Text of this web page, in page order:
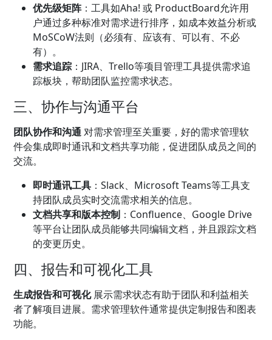
优先级矩阵：工具如Aha! 或 ProductBoard允许用
户通过多种标准对需求进行排序，如成本效益分析或
MoSCoW法则（必须有、应该有、可以有、不必
有）。
需求追踪 ：JIRA、Trello等项目管理工具提供需求追
踪板块，帮助团队监控需求状态。
三、协作与沟通平台
团队协作和沟通对需求管理至关重要，好的需求管理软
件会集成即时通讯和文档共享功能，促进团队成员之间的
交流。
即时通讯工具 ：Slack、Microsoft Teams等工具支
持团队成员实时交流需求相关的信息。
文档共享和版本控制 ：Confluence、Google Drive
等平台让团队成员能够共同编辑文档，并且跟踪文档
的变更历史。
四、报告和可视化工具
生成报告和可视化展示需求状态有助于团队和利益相关
者了解项目进展。需求管理软件通常提供定制报告和图表
功能。